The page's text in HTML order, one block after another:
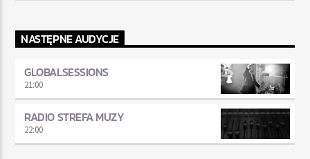
NASTĘPNE AUDYCJE
GLOBALSESSIONS
21:00
RADIO STREFA MUZY
22:00